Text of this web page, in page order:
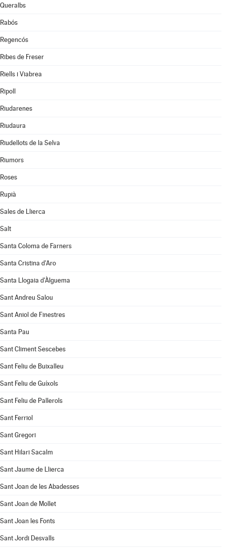
Queralbs
Rabós
Regencós
Ribes de Freser
Riells i Viabrea
Ripoll
Riudarenes
Riudaura
Riudellots de la Selva
Riumors
Roses
Rupià
Sales de Llierca
Salt
Santa Coloma de Farners
Santa Cristina d'Aro
Santa Llogaia d'Àlguema
Sant Andreu Salou
Sant Aniol de Finestres
Santa Pau
Sant Climent Sescebes
Sant Feliu de Buixalleu
Sant Feliu de Guíxols
Sant Feliu de Pallerols
Sant Ferriol
Sant Gregori
Sant Hilari Sacalm
Sant Jaume de Llierca
Sant Joan de les Abadesses
Sant Joan de Mollet
Sant Joan les Fonts
Sant Jordi Desvalls